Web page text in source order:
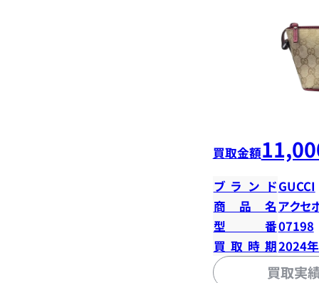
買取金額
ブランドGUCCI
商品名アクセ
型番07198
買取時期2024
買取実